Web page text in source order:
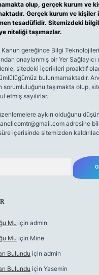
olup, gerçek kurum ve
Gerçek kurum ve kişiler
tesadüfidir. Sitemizdeki
niteliği taşımazlar.
Kanun gereğince Bilgi
onaylanmış bir Yer
sitedeki içerikleri proaktif
bulunmamaktadır.
sorumluluğunu taşımakta olup,
etmiş sayılırlar.
aykırı olduğunu
adresine
içerisinde sitemizden
Mu için admin
Mu için Mine
Bulundu için admin
Bulundu için Yasemin